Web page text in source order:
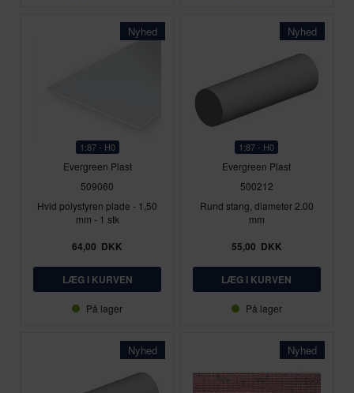
Nyhed
1:87 - H0
Evergreen Plast
509060
Hvid polystyren plade - 1,50
mm - 1 stk
64,00 DKK
På lager
Nyhed
1:87 - H0
Evergreen Plast
500212
Rund stang, diameter 2.00
mm
55,00 DKK
På lager
Nyhed Nyhed